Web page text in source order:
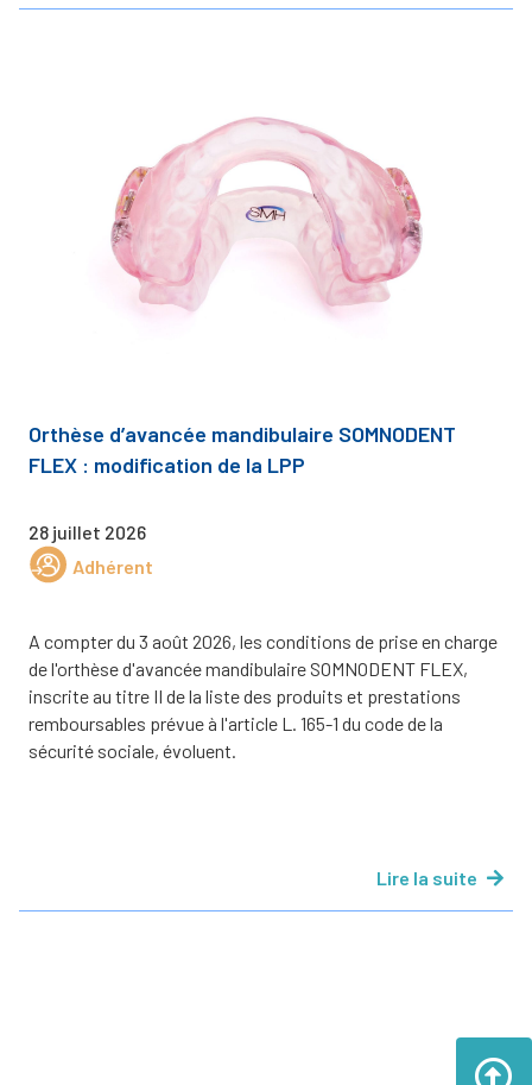
Orthèse d’avancée mandibulaire SOMNODENT
FLEX : modification de la LPP
28 juillet 2026
Adhérent
A compter du 3 août 2026, les conditions de prise en charge
de l'orthèse d'avancée mandibulaire SOMNODENT FLEX,
inscrite au titre II de la liste des produits et prestations
remboursables prévue à l'article L. 165-1 du code de la
sécurité sociale, évoluent.
Lire la suite